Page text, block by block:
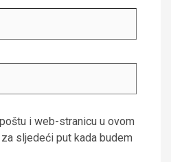
i web-stranicu u ovom
sljedeći put kada budem